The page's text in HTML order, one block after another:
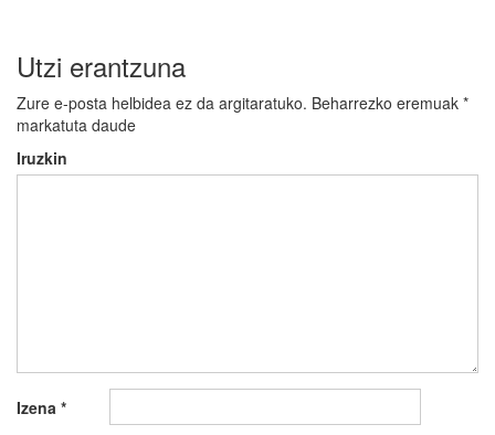
Utzi erantzuna
Zure e-posta helbidea ez da argitaratuko. Beharrezko eremuak *
markatuta daude
Iruzkin
Izena *